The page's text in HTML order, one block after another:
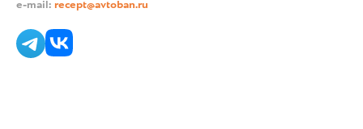
e-mail: recept@avtoban.ru